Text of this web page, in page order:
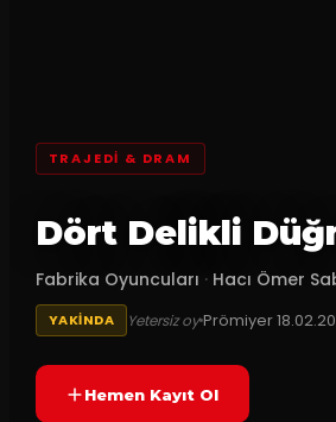
TRAJEDI & DRAM
Dört Delikli
Fabrika Oyuncuları · Hacı Ömer
YAKINDA Yetersiz oyPrömiyer
Hemen Kayıt Ol